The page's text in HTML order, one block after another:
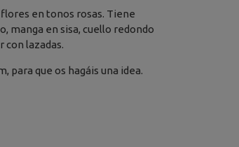
en tonos rosas. Tiene
manga en sisa, cuello redondo
con lazadas.
para que os hagáis una idea.